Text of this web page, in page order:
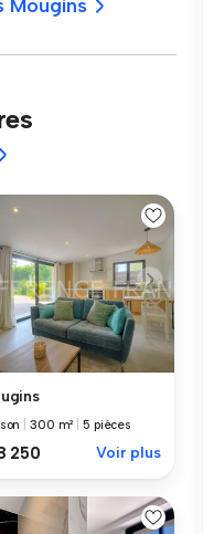
Mougins
|300 m² |5 pièces
250 Voir plus